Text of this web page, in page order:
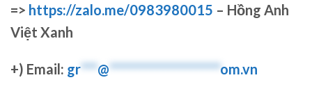
=> https://zalo.me/0983980015 – Hồng Anh
Việt Xanh
+) Email: gr***@********************om.vn